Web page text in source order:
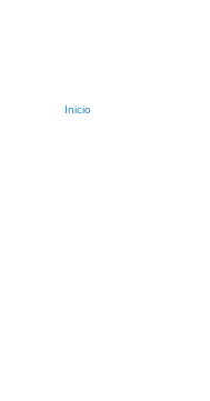
Inicio